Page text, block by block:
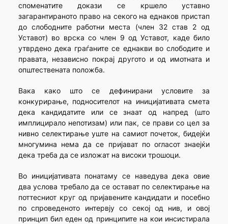
споменатите докази се кршело уставно
загарантираното право на секого на еднаков пристап
до слободните работни места (член 32 став 2 од
Уставот) во врска со член 9 од Уставот, каде било
утврдено дека граѓаните се еднакви во слободите и
правата, независно покрај другото и од имотната и
општествената положба.
Вака како што се дефинирани условите за
конкурирање, подносителот на иницијативата смета
дека кандидатите или се знаат од напред (што
имплицирало непотизам) или пак, се прави со цел за
нивно селектирање уште на самиот почеток, бидејќи
многумина нема да се пријават по огласот знаејќи
дека треба да се изложат на високи трошоци.
Во иницијативата понатаму се наведува дека овие
два услова требало да се остават по селектирање на
поттесниот круг од пријавените кандидати и посебно
по спроведеното интервју со секој од нив, и овој
принцип бил еден од принципите на кои инсистирала